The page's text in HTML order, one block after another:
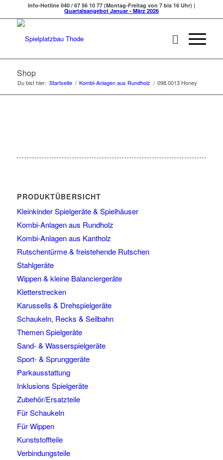
Info-Hotline 040 / 67 56 10 77 (Montag-Freitag von 7 bis 16 Uhr) |
Quartalsangebot Januar - März 2026
Shop
Du bist hier: Startseite / Kombi-Anlagen aus Rundholz / 098.0013 Honey
PRODUKTÜBERSICHT
Kleinkinder Spielgeräte & Spielhäuser
Kombi-Anlagen aus Rundholz
Kombi-Anlagen aus Kantholz
Rutschentürme & freistehende Rutschen
Stahlgeräte
Wippen & kleine Balanciergeräte
Kletterstrecken
Karussells & Drehspielgeräte
Schaukeln, Recks & Seilbahn
Themen Spielgeräte
Sand- & Wasserspielgeräte
Sport- & Sprunggeräte
Parkausstattung
Inklusions Spielgeräte
Zubehör/Ersatzteile
Für Schaukeln
Für Wippen
Kunststoffteile
Verbindungsteile